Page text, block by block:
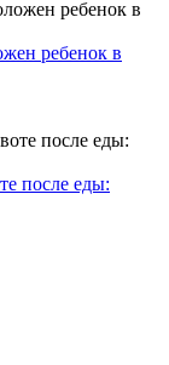
ребенок в
после еды: